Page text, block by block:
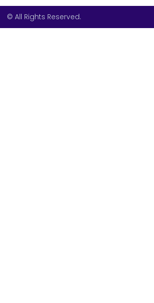
© All Rights Reserved.